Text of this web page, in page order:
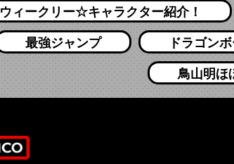
ウィークリー☆キャラクター紹介！
最強ジャンプ ドラゴン
鳥山明ほ